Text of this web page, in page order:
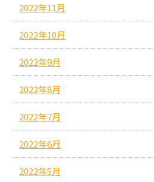
2022年11月
2022年10月
2022年9月
2022年8月
2022年7月
2022年6月
2022年5月